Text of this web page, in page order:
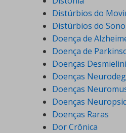
Distúrbios do
Distúrbios do Sono
Doença de
Doença de
Doenças
Doenças
Doenças
Doenças
Doenças Raras
Dor Crônica